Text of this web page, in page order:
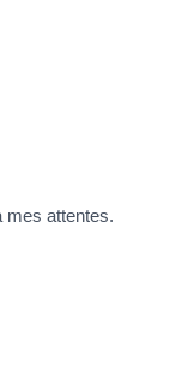
mes attentes.